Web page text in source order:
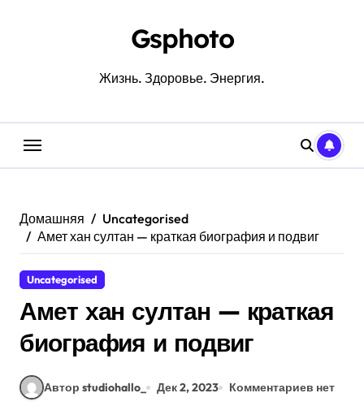
Gsphoto
Жизнь. Здоровье. Энергия.
Домашняя
Uncategorised
Амет хан султан — краткая биография и подвиг
Uncategorised
Амет хан султан — краткая
биография и подвиг
Автор studiohallo_ Дек 2, 2023 Комментариев нет